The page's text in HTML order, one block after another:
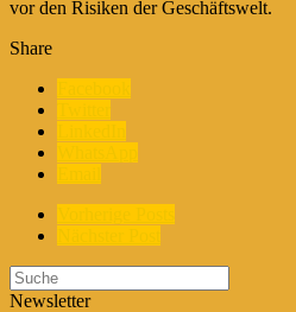
vor den Risiken der Geschäftswelt.
Share
Newsletter